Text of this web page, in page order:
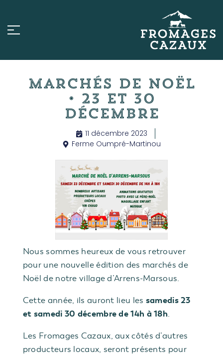
Marchés de Noël
• 23 et 30
décembre
11 décembre 2023
Ferme Oumpré-Martinou
Nous sommes heureux de vous retrouver
pour une nouvelle édition des marchés de
Noël de notre village d’Arrens-Marsous.
Cette année, ils auront lieu les samedis 23
et samedi 30 décembre de 14h à 18h.
Les Fromages Cazaux, aux côtés d’autres
producteurs locaux, seront présents pour